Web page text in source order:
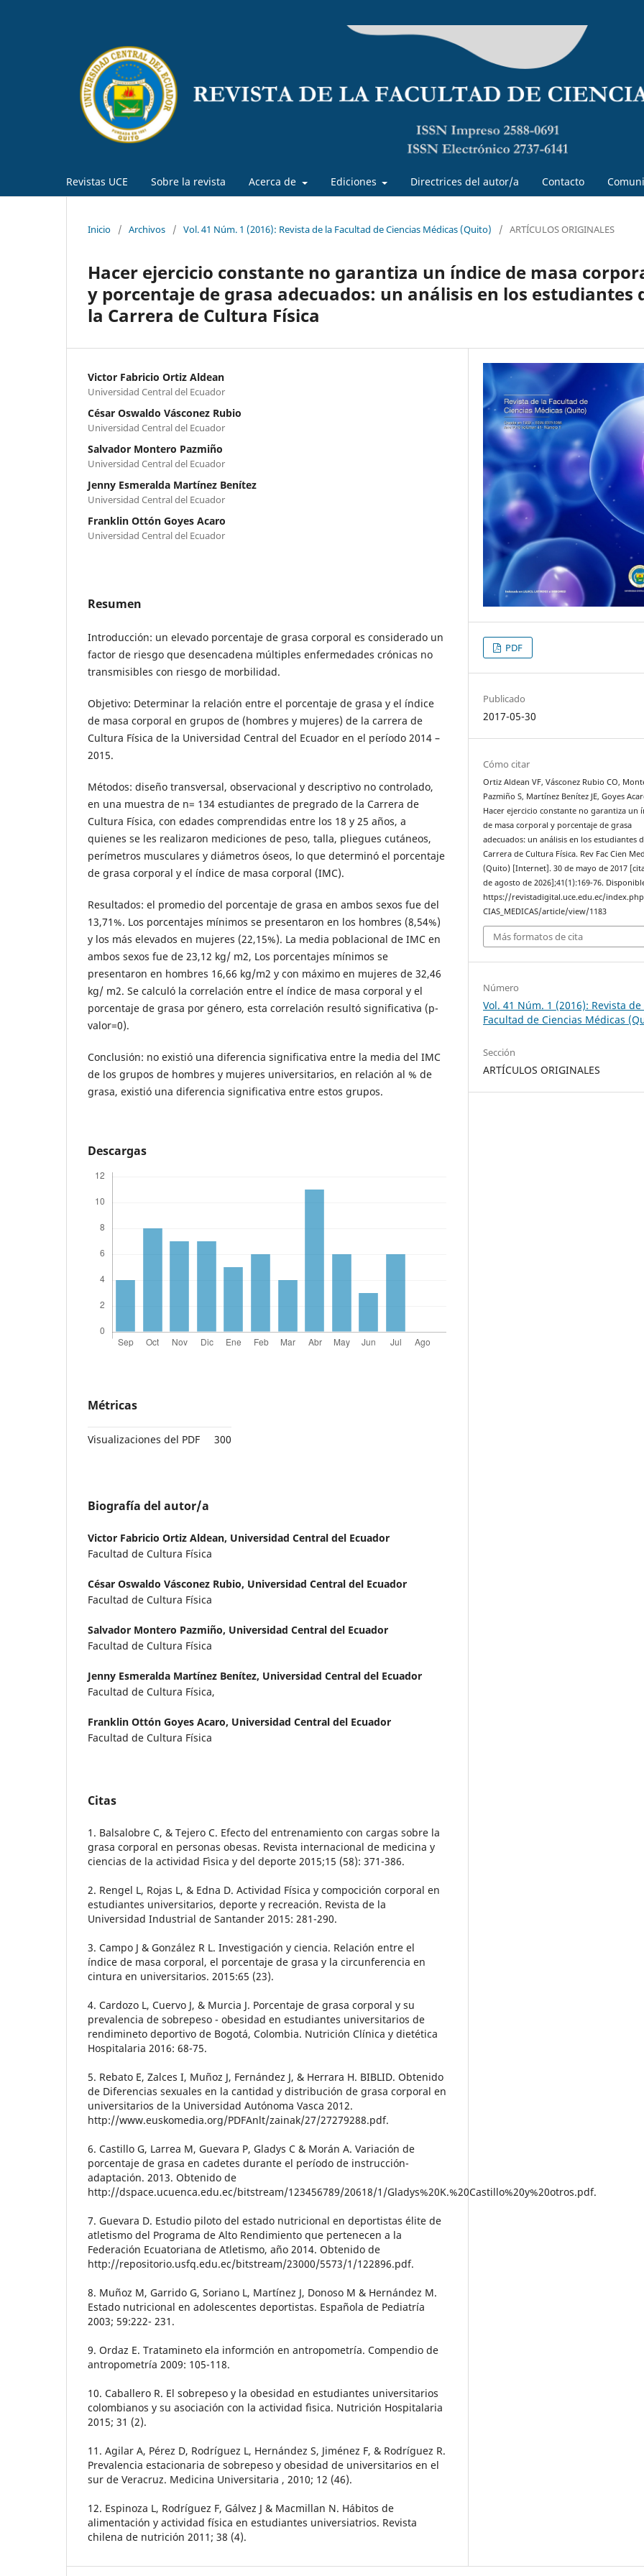
Revistas UCE Sobre la revista Acerca de Ediciones Directrices del autor/a Contacto
Inicio / Archivos / Vol. 41 Núm. 1 (2016): Revista de la Facultad de Ciencias Médicas (Quito) / ARTÍCULOS ORIGINALES
Hacer ejercicio constante no garantiza un índice de masa
y porcentaje de grasa adecuados: un análisis en los estudiantes
la Carrera de Cultura Física
Victor Fabricio Ortiz Aldean
Universidad Central del Ecuador
César Oswaldo Vásconez Rubio
Universidad Central del Ecuador
Salvador Montero Pazmiño
Universidad Central del Ecuador
Jenny Esmeralda Martínez Benítez
Universidad Central del Ecuador
Franklin Ottón Goyes Acaro
Universidad Central del Ecuador
Resumen
Introducción: un elevado porcentaje de grasa corporal es considerado un
factor de riesgo que desencadena múltiples enfermedades crónicas no
transmisibles con riesgo de morbilidad.
Objetivo: Determinar la relación entre el porcentaje de grasa y el índice
de masa corporal en grupos de (hombres y mujeres) de la carrera de
Cultura Física de la Universidad Central del Ecuador en el período 2014 –
2015.
Métodos: diseño transversal, observacional y descriptivo no controlado,
en una muestra de n= 134 estudiantes de pregrado de la Carrera de
Cultura Física, con edades comprendidas entre los 18 y 25 años, a
quienes se les realizaron mediciones de peso, talla, pliegues cutáneos,
perímetros musculares y diámetros óseos, lo que determinó el porcentaje
de grasa corporal y el índice de masa corporal (IMC).
Resultados: el promedio del porcentaje de grasa en ambos sexos fue del
13,71%. Los porcentajes mínimos se presentaron en los hombres (8,54%)
y los más elevados en mujeres (22,15%). La media poblacional de IMC en
ambos sexos fue de 23,12 kg/ m2, Los porcentajes mínimos se
presentaron en hombres 16,66 kg/m2 y con máximo en mujeres de 32,46
kg/ m2. Se calculó la correlación entre el índice de masa corporal y el
porcentaje de grasa por género, esta correlación resultó significativa (p-
valor=0).
Conclusión: no existió una diferencia significativa entre la media del IMC
de los grupos de hombres y mujeres universitarios, en relación al % de
grasa, existió una diferencia significativa entre estos grupos.
Descargas
Métricas
Visualizaciones del PDF 300
Biografía del autor/a
Victor Fabricio Ortiz Aldean, Universidad Central del Ecuador
Facultad de Cultura Física
César Oswaldo Vásconez Rubio, Universidad Central del Ecuador
Facultad de Cultura Física
Salvador Montero Pazmiño, Universidad Central del Ecuador
Facultad de Cultura Física
Jenny Esmeralda Martínez Benítez, Universidad Central del Ecuador
Facultad de Cultura Física,
Franklin Ottón Goyes Acaro, Universidad Central del Ecuador
Facultad de Cultura Física
Citas
1. Balsalobre C, & Tejero C. Efecto del entrenamiento con cargas sobre la
grasa corporal en personas obesas. Revista internacional de medicina y
ciencias de la actividad Fìsica y del deporte 2015;15 (58): 371-386.
2. Rengel L, Rojas L, & Edna D. Actividad Física y compocición corporal en
estudiantes universitarios, deporte y recreación. Revista de la
Universidad Industrial de Santander 2015: 281-290.
3. Campo J & González R L. Investigación y ciencia. Relación entre el
índice de masa corporal, el porcentaje de grasa y la circunferencia en
cintura en universitarios. 2015:65 (23).
4. Cardozo L, Cuervo J, & Murcia J. Porcentaje de grasa corporal y su
prevalencia de sobrepeso - obesidad en estudiantes universitarios de
rendimineto deportivo de Bogotá, Colombia. Nutrición Clínica y dietética
Hospitalaria 2016: 68-75.
5. Rebato E, Zalces I, Muñoz J, Fernández J, & Herrara H. BIBLID. Obtenido
de Diferencias sexuales en la cantidad y distribución de grasa corporal en
universitarios de la Universidad Autónoma Vasca 2012.
http://www.euskomedia.org/PDFAnlt/zainak/27/27279288.pdf.
6. Castillo G, Larrea M, Guevara P, Gladys C & Morán A. Variación de
porcentaje de grasa en cadetes durante el período de instrucción-
adaptación. 2013. Obtenido de
http://dspace.ucuenca.edu.ec/bitstream/123456789/20618/1/Gladys%20K.%20Castillo%20y%20otros.pdf.
7. Guevara D. Estudio piloto del estado nutricional en deportistas élite de
atletismo del Programa de Alto Rendimiento que pertenecen a la
Federación Ecuatoriana de Atletismo, año 2014. Obtenido de
http://repositorio.usfq.edu.ec/bitstream/23000/5573/1/122896.pdf.
8. Muñoz M, Garrido G, Soriano L, Martínez J, Donoso M & Hernández M.
Estado nutricional en adolescentes deportistas. Española de Pediatría
2003; 59:222- 231.
9. Ordaz E. Tratamineto ela informción en antropometría. Compendio de
antropometría 2009: 105-118.
10. Caballero R. El sobrepeso y la obesidad en estudiantes universitarios
colombianos y su asociación con la actividad fìsica. Nutrición Hospitalaria
2015; 31 (2).
11. Agilar A, Pérez D, Rodríguez L, Hernández S, Jiménez F, & Rodríguez R.
Prevalencia estacionaria de sobrepeso y obesidad de universitarios en el
sur de Veracruz. Medicina Universitaria , 2010; 12 (46).
12. Espinoza L, Rodríguez F, Gálvez J & Macmillan N. Hábitos de
alimentación y actividad física en estudiantes universiatrios. Revista
chilena de nutrición 2011; 38 (4).
PDF
Publicado
2017-05-30
Cómo citar
Ortiz Aldean VF, Vásconez Rubio CO,
Pazmiño S, Martínez Benítez JE, Goyes
Hacer ejercicio constante no garantiza un
de masa corporal y porcentaje de grasa
adecuados: un análisis en los estudiantes
Carrera de Cultura Física. Rev Fac Cien Med
(Quito) [Internet]. 30 de mayo de 2017
de agosto de 2026];41(1):169-76.
https://revistadigital.uce.edu.ec/
CIAS_MEDICAS/article/view/1183
Más formatos de cita
Número
Vol. 41 Núm. 1 (2016): Revista de
Facultad de Ciencias Médicas
Sección
ARTÍCULOS ORIGINALES